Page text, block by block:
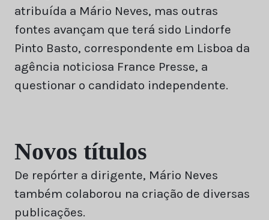
atribuída a Mário Neves, mas outras
fontes avançam que terá sido Lindorfe
Pinto Basto, correspondente em Lisboa da
agência noticiosa France Presse, a
questionar o candidato independente.
Novos títulos
De repórter a dirigente, Mário Neves
também colaborou na criação de diversas
publicações.